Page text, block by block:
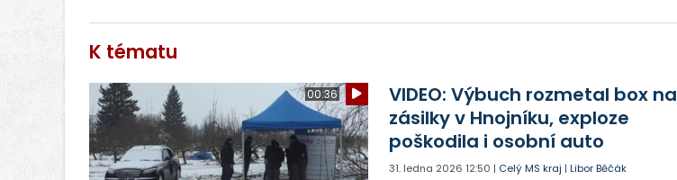
K tématu
00:36
VIDEO: Výbuch rozmetal box na
zásilky v Hnojníku, exploze
poškodila i osobní auto
31. ledna 2026 12:50 | Celý MS kraj |Libor Běčák